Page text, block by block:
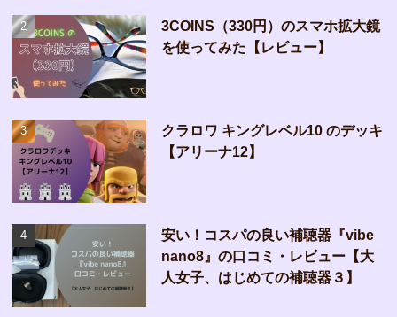
3COINS（330円）のスマホ拡大鏡
を使ってみた【レビュー】
クラロワ キングレベル10 のデッキ
【アリーナ12】
安い！コスパの良い補聴器『vibe
nano8』の口コミ・レビュー【大
人女子、はじめての補聴器３】